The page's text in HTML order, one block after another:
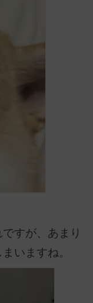
すが、あまり
いますね。